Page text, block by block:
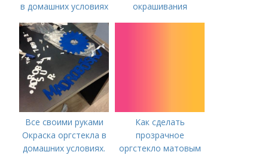
в домашних условиях
окрашивания
Все своими руками
Окраска оргстекла в
домашних условиях.
Как сделать
прозрачное
оргстекло матовым